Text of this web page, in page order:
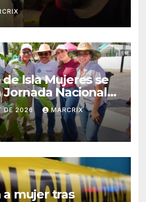
Isla Mujeres se
Jornada Nacional
2026
DE 2026 MARCRIX
mujer tras